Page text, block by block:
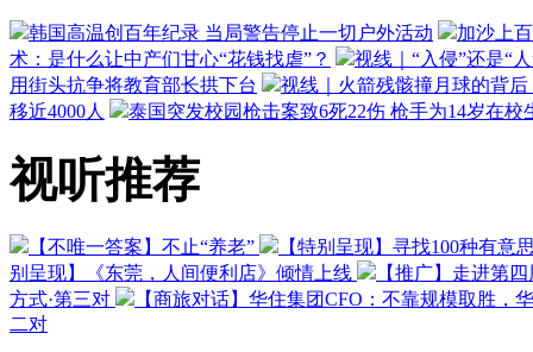
韩国高温创百年纪录 当局警告停止一切户外活动
加沙上
术：是什么让中产们甘心“花钱找虐”？
视线｜“入侵”还是“
用街头抗争将教育部长拱下台
视线｜火箭残骸撞月球的背
移近4000人
泰国突发校园枪击案致6死22伤 枪手为14岁在校
视听推荐
【不唯一答案】不止“养老”
【特别呈现】寻找100种有意
别呈现】《东莞，人间便利店》倾情上线
【推广】走进第
方式·第三对
【商旅对话】华住集团CFO：不靠规模取胜，
二对